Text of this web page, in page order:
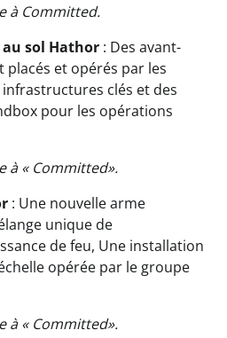
à Committed.
sol Hathor : Des avant-
et opérés par les
clés et des
pour les opérations
à « Committed».
: Une nouvelle arme
unique de
de feu, Une installation
opérée par le groupe
à « Committed».